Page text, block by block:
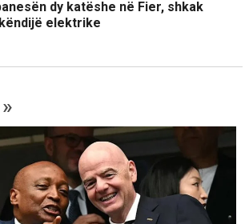
dy katëshe në Fier, shkak
elektrike